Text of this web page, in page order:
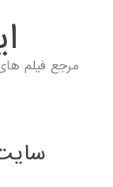
مرجع فیلم